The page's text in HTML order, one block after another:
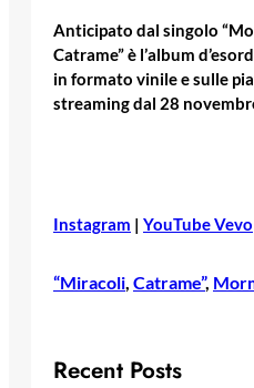
Anticipato dal singolo
Catrame” è l’album
in formato vinile e sulle
streaming dal 28
Instagram | YouTube Vevo
“Miracoli Catrame”,
Recent Posts